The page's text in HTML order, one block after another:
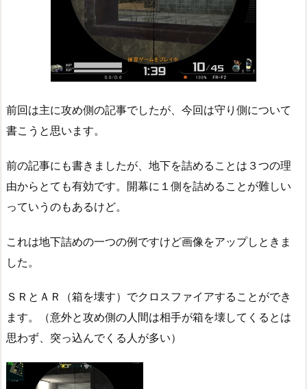
前回は主に攻め側の記事でしたが、今回は守り側について
書こうと思います。
前の記事にも書きましたが、地下を詰めることは３つの理
由からとても有効です。開幕に１側を詰めることが難しい
っていうのもあるけど。
これは地下詰めの一つの例ですけど画像をアップしときま
した。
ＳＲとＡＲ（箱を壊す）でクロスファイアすることができ
ます。（意外と攻め側の人間は相手が箱を壊してくるとは
思わず、突っ込んでくる人が多い）